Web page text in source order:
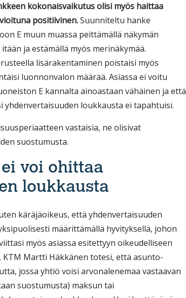
kokonaisvaikutus olisi myös haittaa
positiivinen.Suunniteltu hanke
E muun muassa peittämällä näkymän
ja estämällä myös merinäkymää.
lisärakentaminen poistaisi myös
luonnonvalon määrää. Asiassa ei voitu
E kannalta ainoastaan vähäinen ja että
yhdenvertaisuuden loukkausta ei tapahtuisi.
vastaisia, ne olisivat
suostumusta.
voi ohittaa
loukkausta
käräjäoikeus, että yhdenvertaisuuden
määrittämällä hyvityksellä, johon
myös asiassa esitettyyn oikeudelliseen
Martti Häkkänen totesi, että asunto-
jossa yhtiö voisi arvonalenemaa vastaavan
suostumusta) maksun tai